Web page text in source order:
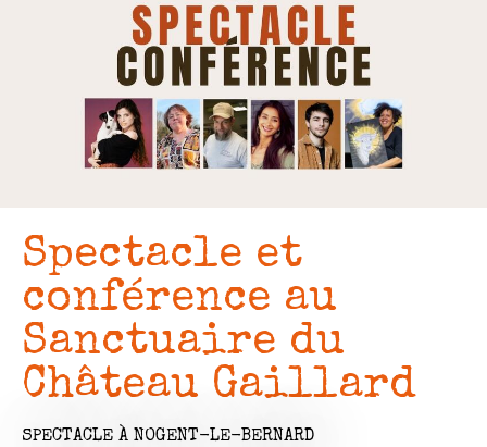
Spectacle et
conférence au
Sanctuaire du
Château Gaillard
SPECTACLE À NOGENT-LE-BERNARD